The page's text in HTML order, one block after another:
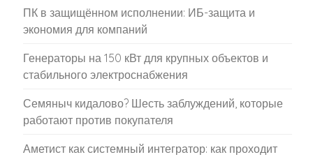
ПК в защищённом исполнении: ИБ-защита и
экономия для компаний
Генераторы на 150 кВт для крупных объектов и
стабильного электроснабжения
Семяныч кидалово? Шесть заблуждений, которые
работают против покупателя
Аметист как системный интегратор: как проходит